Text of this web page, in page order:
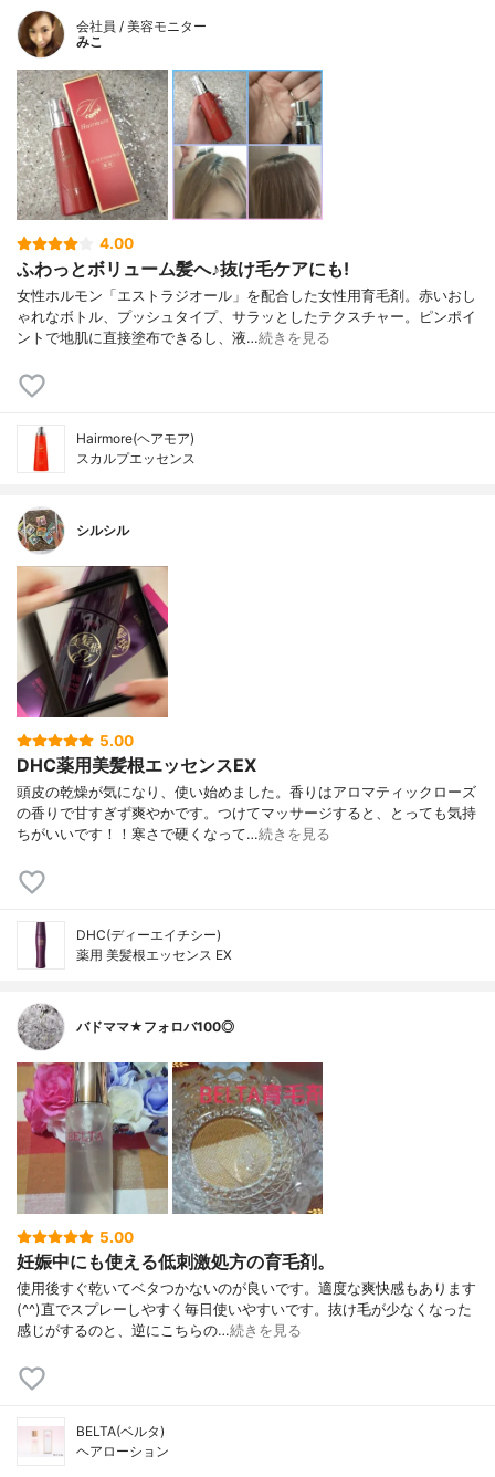
会社員 / 美容モニター
みこ
4.00
ふわっとボリューム髪へ♪抜け毛ケアにも!
女性ホルモン「エストラジオール」を配合した女性用育毛剤。赤いおし
ゃれなボトル、プッシュタイプ、サラッとしたテクスチャー。ピンポイ
ントで地肌に直接塗布できるし、液…続きを見る
Hairmore(ヘアモア)
スカルプエッセンス
シルシル
5.00
DHC薬用美髪根エッセンスEX
頭皮の乾燥が気になり、使い始めました。香りはアロマティックローズ
の香りで甘すぎず爽やかです。つけてマッサージすると、とっても気持
ちがいいです！！寒さで硬くなって…続きを見る
DHC(ディーエイチシー)
薬用 美髪根エッセンス EX
バドママ★フォロバ100◎
5.00
妊娠中にも使える低刺激処方の育毛剤。
使用後すぐ乾いてベタつかないのが良いです。適度な爽快感もあります
(^^)直でスプレーしやすく毎日使いやすいです。抜け毛が少なくなった
感じがするのと、逆にこちらの…続きを見る
BELTA(ベルタ)
ヘアローション